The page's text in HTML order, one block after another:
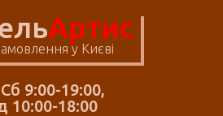
Артис
у Києві
9:00-19:00,
10:00-18:00